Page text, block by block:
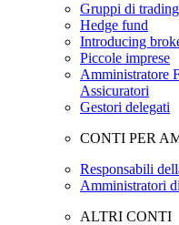
Gruppi di
Hedge fund
Introducing
Piccole imprese
Amministratore
Assicuratori
Gestori delegati
CONTI PER
Responsabili
Amministratori
ALTRI CONTI